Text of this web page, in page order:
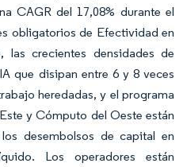
CAGR del 17,08% durante el
obligatorios de Efectividad en
las crecientes densidades de
que disipan entre 6 y 8 veces
heredadas, y el programa
y Cómputo del Oeste están
desembolsos de capital en
Los operadores están